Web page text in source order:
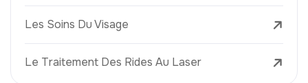
Les Soins Du Visage
Le Traitement Des Rides Au Laser